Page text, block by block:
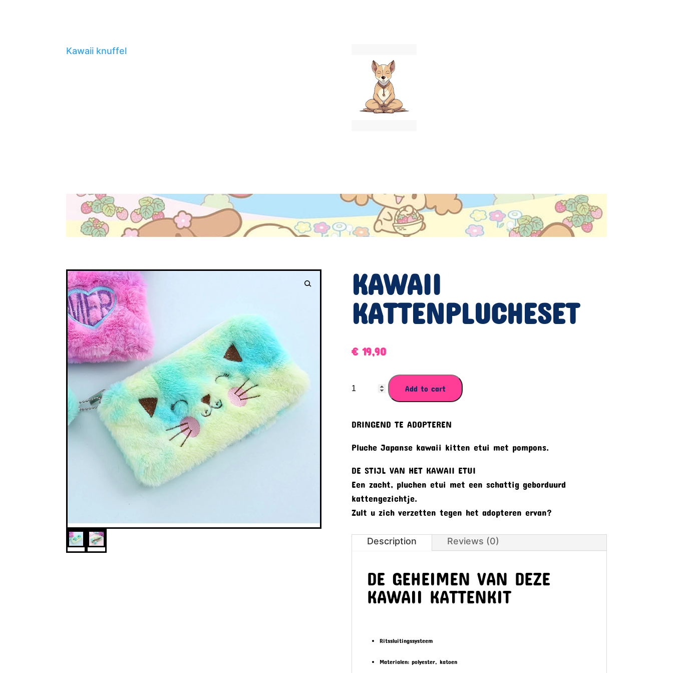
Kawaii knuffel
KAWAII
KATTENPLUCHESET
€19,90
KAWAII
KATTENPLUCHESET
Add to cart
DRINGEND TE ADOPTEREN
Pluche Japanse kawaii kitten etui met pompons.
DE STIJL VAN HET KAWAII ETUI
Een zacht, pluchen etui met een schattig geborduurd
kattengezichtje.
Zult u zich verzetten tegen het adopteren ervan?
Description Reviews (0)
DE GEHEIMEN VAN DEZE
KAWAII KATTENKIT
Ritssluitingssysteem
Materialen: polyester, katoen